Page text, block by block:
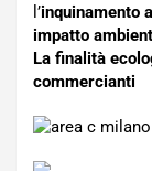
l’inquinamento
impatto
La finalità
commercianti